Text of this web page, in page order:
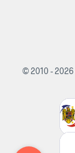
© 2010 - 2026